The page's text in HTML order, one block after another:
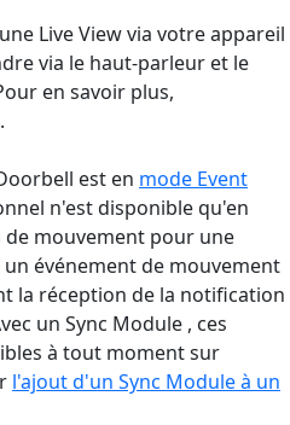
Live View via votre appareil
via le haut-parleur et le
en savoir plus,
.
est en mode Event
n'est disponible qu'en
mouvement pour une
événement de mouvement
la réception de la notification
un Sync Module , ces
à tout moment sur
l'ajout d'un Sync Module à un